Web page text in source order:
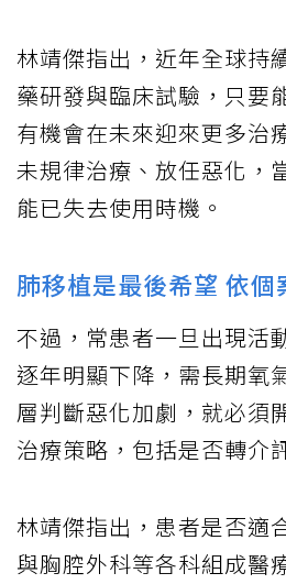
林靖傑指出，近年全球持
藥研發與臨床試驗，只要
有機會在未來迎來更多治
未規律治療、放任惡化，
能已失去使用時機。
肺移植是最後希望 依個
不過，常患者一旦出現活
逐年明顯下降，需長期氧
層判斷惡化加劇，就必須
治療策略，包括是否轉介
林靖傑指出，患者是否適
與胸腔外科等各科組成醫